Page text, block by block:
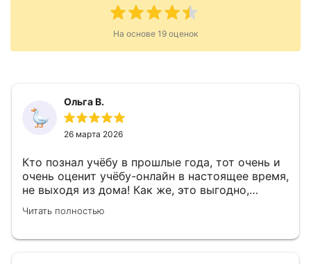
На основе 19 оценок
Ольга В.
26 марта 2026
Кто познал учёбу в прошлые года, тот очень и
очень оценит учёбу-онлайн в настоящее время,
не выходя из дома! Как же, это выгодно,
удобно и полезно! Выгодно – в денежном
выражении: не надо тратиться на проезд,
Читать полностью